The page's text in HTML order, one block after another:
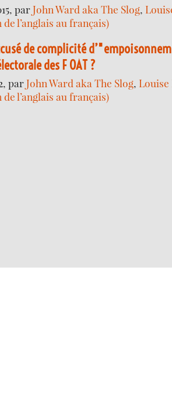
parJohn Ward aka The Slog,
l’anglais au français)
de complicité
des F OAT ?
parJohn Ward aka The Slog,Louise
l’anglais au français)